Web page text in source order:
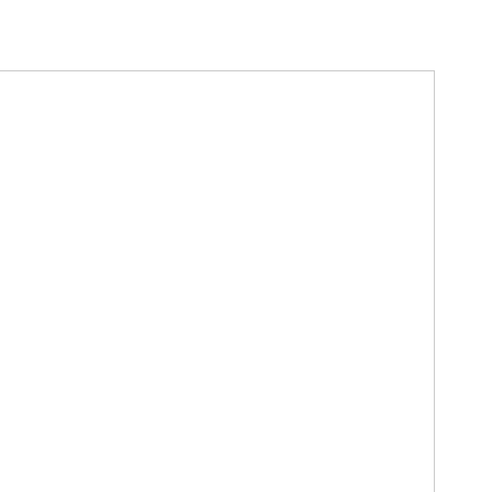
of letsel veroorzaken